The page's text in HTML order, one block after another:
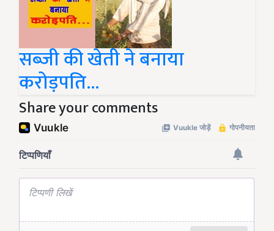
सब्जी की खेती ने बनाया
करोड़पति...
Share your comments